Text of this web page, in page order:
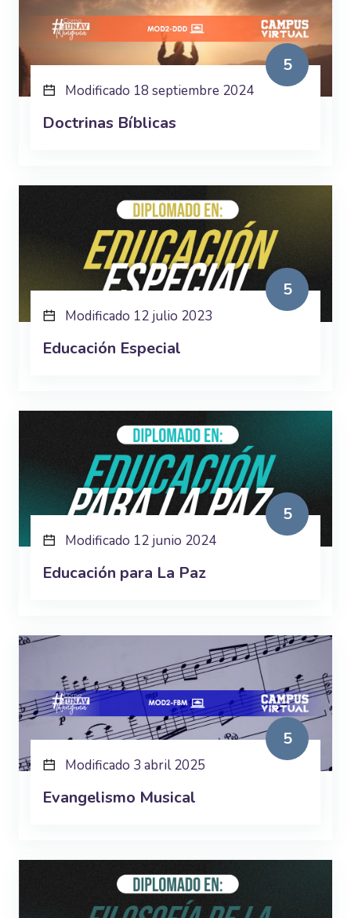
Modificado 18 septiembre 2024
Doctrinas Bíblicas
5
Modificado 12 julio 2023
Educación Especial
5
Modificado 12 junio 2024
Educación para La Paz
5
Modificado 3 abril 2025
Evangelismo Musical
5